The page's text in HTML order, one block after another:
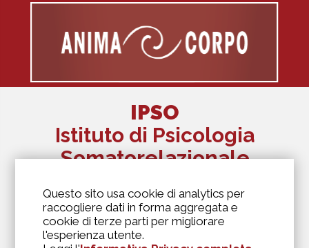
Questo sito usa cookie di analytics per
raccogliere dati in forma aggregata e
cookie di terze parti per migliorare
l'esperienza utente.
IPSO
Istituto di Psicologia
Somatorelazionale
Via Antonio Kramer, 6
20129 Milano
346 6973975
segreteria@biosofia.it